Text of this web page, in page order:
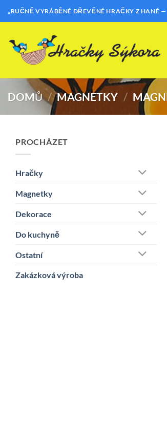
Přeskočit
„RUČNĚ VYRÁBĚNÉ DŘEVĚNÉ HRAČKY Z HANÉ
DOMŮ / MAGNETKY /
PROCHÁZET
Hračky
Magnetky
Dekorace
Do kuchyně
Ostatní
Zakázková výroba